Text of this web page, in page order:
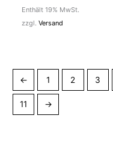
Enthält 19% MwSt.
zzgl.Versand
← 1 2 3
11 →